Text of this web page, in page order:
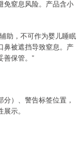
免窒息风险。产品含小
助，不可作为婴儿睡眠
鼻被遮挡导致窒息。产
善保管。”
）、警告标签位置，
示。